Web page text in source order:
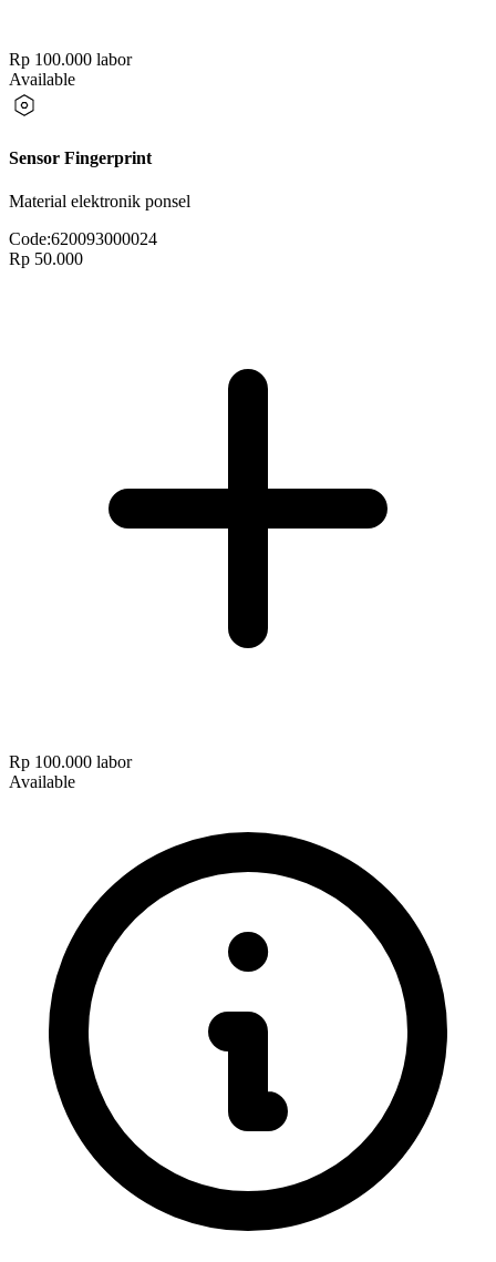
Rp 100.000 labor
Available
Sensor Fingerprint
Material elektronik ponsel
Code:620093000024
Rp 50.000
Rp 100.000 labor
Available